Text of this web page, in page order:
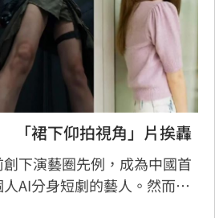
「裙下仰拍視角」片挨轟
下演藝圈先例，成為中國首
AI分身短劇的藝人。然而，
首部作品《末日盛夏》今（7